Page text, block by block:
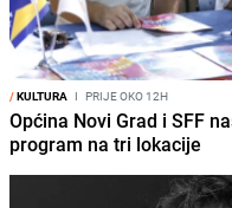
/KULTURA I PRIJE OKO 12H
Općina Novi Grad i SFF
program na tri lokacije